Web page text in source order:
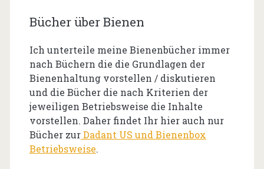
Bücher über Bienen
Ich unterteile meine Bienenbücher immer
nach Büchern die die Grundlagen der
Bienenhaltung vorstellen / diskutieren
und die Bücher die nach Kriterien der
jeweiligen Betriebsweise die Inhalte
vorstellen. Daher findet Ihr hier auch nur
Bücher zurDadant US und Bienenbox
Betriebsweise.